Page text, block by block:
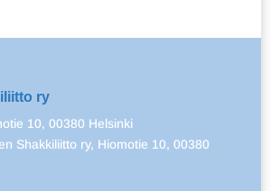
ry
10, 00380 Helsinki
Shakkiliitto ry, Hiomotie 10, 00380